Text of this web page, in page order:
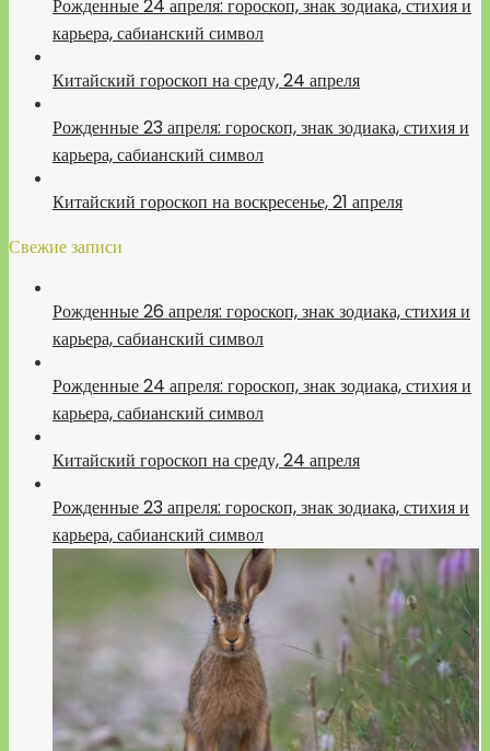
Рожденные 24 апреля: гороскоп, знак зодиака, стихия и
карьера, сабианский символ
Китайский гороскоп на среду, 24 апреля
Рожденные 23 апреля: гороскоп, знак зодиака, стихия и
карьера, сабианский символ
Китайский гороскоп на воскресенье, 21 апреля
Свежие записи
Рожденные 26 апреля: гороскоп, знак зодиака, стихия и
карьера, сабианский символ
Рожденные 24 апреля: гороскоп, знак зодиака, стихия и
карьера, сабианский символ
Китайский гороскоп на среду, 24 апреля
Рожденные 23 апреля: гороскоп, знак зодиака, стихия и
карьера, сабианский символ